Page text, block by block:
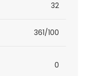
32
361/100
0